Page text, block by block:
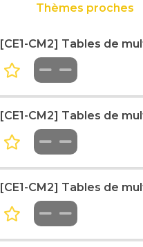
Thèmes proches
[CE1-CM2] Tables de
[CE1-CM2] Tables de
[CE1-CM2] Tables de